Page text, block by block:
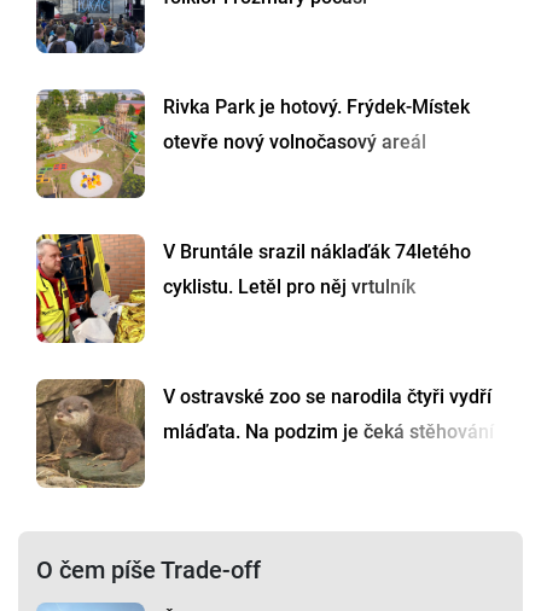
Rivka Park je hotový. Frýdek-Místek
otevře nový volnočasový areál
V Bruntále srazil náklaďák 74letého
cyklistu. Letěl pro něj vrtulník
V ostravské zoo se narodila čtyři vydří
mláďata. Na podzim je čeká stěhování
O čem píše Trade-off